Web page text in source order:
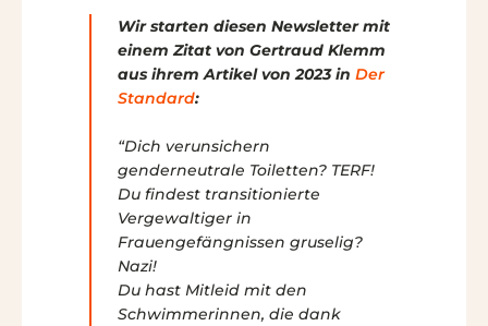
Wir starten diesen Newsletter mit
einem Zitat von Gertraud Klemm
aus ihrem Artikel von 2023 in Der
Standard:
“Dich verunsichern
genderneutrale Toiletten? TERF!
Du findest transitionierte
Vergewaltiger in
Frauengefängnissen gruselig?
Nazi!
Du hast Mitleid mit den
Schwimmerinnen, die dank